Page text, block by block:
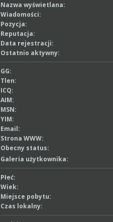
Nazwa wyświetlana:
Wiadomości:
Pozycja:
Reputacja:
Data rejestracji:
Ostatnio aktywny:
GG:
Tlen:
ICQ:
AIM:
MSN:
YIM:
Email:
Strona WWW:
Obecny status:
Galeria użytkownika:
Płeć:
Wiek:
Miejsce pobytu:
Czas lokalny: